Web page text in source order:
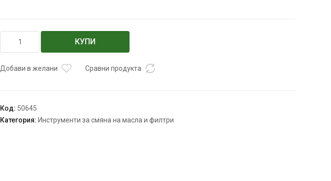
за
0036
КУПИ
Добави в желани Сравни продукта
Код: 50645
Категория: Инструменти за смяна на масла и филтри